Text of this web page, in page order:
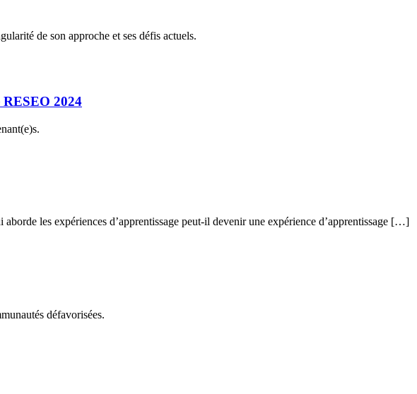
de son approche et ses défis actuels.
2024
les expériences d’apprentissage peut-il devenir une expérience d’apprentissage […]
défavorisées.